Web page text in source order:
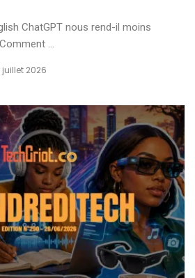
ChatGPT nous rend-il moins
...
juillet 2026